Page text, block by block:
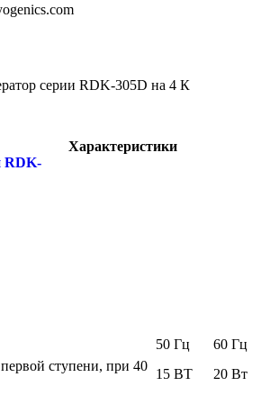
серии RDK-305D на 4 К
Характеристики
50 Гц
60 Гц
ступени, при 40
15 ВТ
20 Вт